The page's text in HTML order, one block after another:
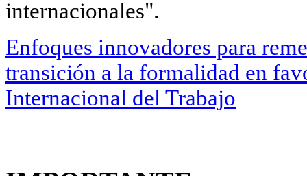
internacionales".
Enfoques innovadores para
transición a la formalidad en
Internacional del Trabajo